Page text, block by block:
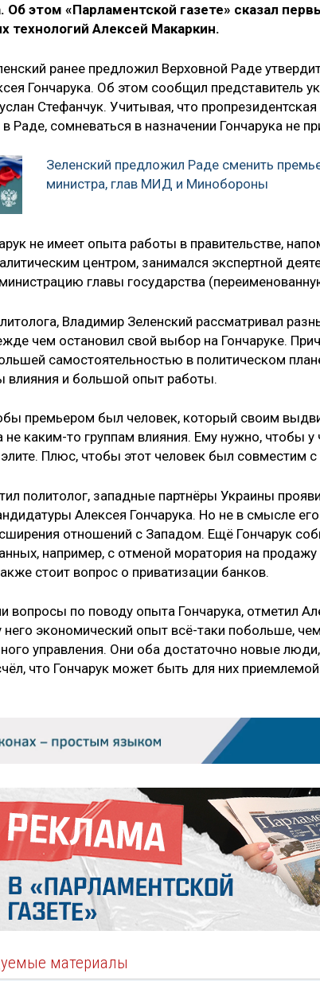
Об этом «Парламентской газете» сказал
технологий Алексей Макаркин.
ранее предложил Верховной Раде
Гончарука. Об этом сообщил представитель
Стефанчук. Учитывая, что
Раде, сомневаться в назначении Гончарука не
Зеленский предложил Раде сменить
министра, глав МИД и Минобороны
не имеет опыта работы в правительстве,
центром, занимался экспертной
главы государства
Владимир Зеленский рассматривал
чем остановил свой выбор на Гончаруке.
самостоятельностью в политическом
влияния и большой опыт работы.
премьером был человек, который своим
не каким-то группам влияния. Ему нужно, чтобы
элите. Плюс, чтобы этот человек был совместим
политолог, западные партнёры Украины
Алексея Гончарука. Но не в смысле
отношений с Западом. Ещё Гончарук
например, с отменой моратория на
стоит вопрос о приватизации банков.
вопросы по поводу опыта Гончарука, отметил
него экономический опыт всё-таки побольше,
управления. Они оба достаточно новые
что Гончарук может быть для них
материалы